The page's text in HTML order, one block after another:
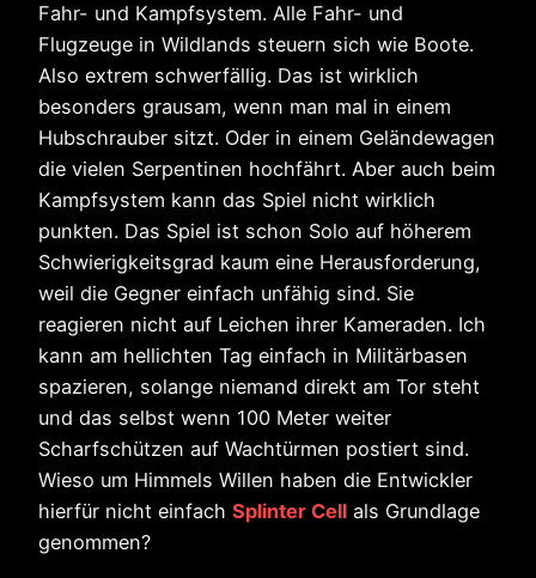
Fahr- und Kampfsystem. Alle Fahr- und
Flugzeuge in Wildlands steuern sich wie Boote.
Also extrem schwerfällig. Das ist wirklich
besonders grausam, wenn man mal in einem
Hubschrauber sitzt. Oder in einem Geländewagen
die vielen Serpentinen hochfährt. Aber auch beim
Kampfsystem kann das Spiel nicht wirklich
punkten. Das Spiel ist schon Solo auf höherem
Schwierigkeitsgrad kaum eine Herausforderung,
weil die Gegner einfach unfähig sind. Sie
reagieren nicht auf Leichen ihrer Kameraden. Ich
kann am hellichten Tag einfach in Militärbasen
spazieren, solange niemand direkt am Tor steht
und das selbst wenn 100 Meter weiter
Scharfschützen auf Wachtürmen postiert sind.
Wieso um Himmels Willen haben die Entwickler
hierfür nicht einfach Splinter Cell als Grundlage
genommen?